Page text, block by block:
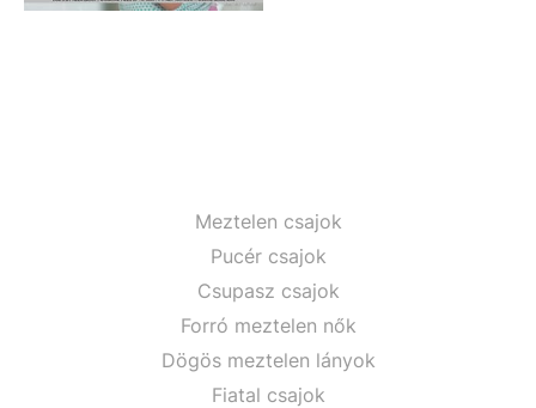
Meztelen csajok
Pucér csajok
Csupasz csajok
Forró meztelen nők
Dögös meztelen lányok
Fiatal csajok